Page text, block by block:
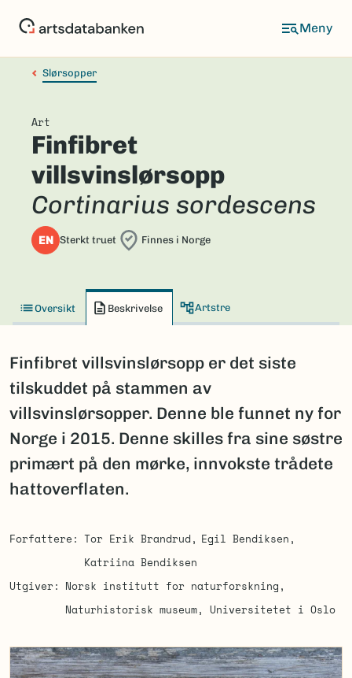
Slørsopper
Art
Finfibret
villsvinslørsopp
Cortinarius sordescens
EN Sterkt truet Finnes i Norge
Oversikt Beskrivelse Artstre
Finfibret villsvinslørsopp er det siste
tilskuddet på stammen av
villsvinslørsopper. Denne ble funnet ny for
Norge i 2015. Denne skilles fra sine søstre
primært på den mørke, innvokste trådete
hattoverflaten.
Forfattere Tor Erik Brandrud
Egil Bendiksen
Katriina Bendiksen
Utgiver
Norsk institutt for naturforskning
Naturhistorisk museum, Universitetet i Oslo